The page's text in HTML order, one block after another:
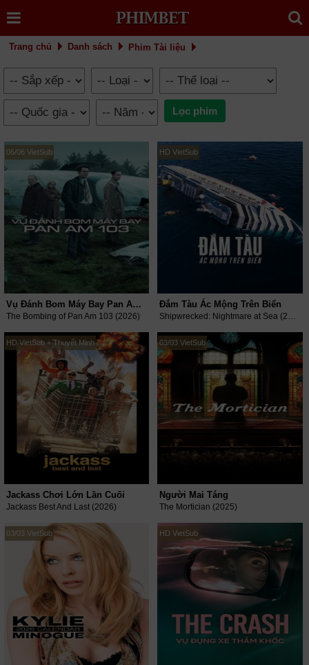
Trang chủ Danh sách Phim Tài liệu
06/06 VietSub
Vụ Đánh Bom Máy Bay Pan Am 103
The Bombing of Pan Am 103 (2026)
HD VietSub
Đắm Tàu Ác Mộng Trên Biển
Shipwrecked: Nightmare at Sea (2026)
HD VietSub + Thuyết Minh
Jackass Chơi Lớn Lần Cuối
Jackass Best And Last (2026)
03/03 VietSub
Người Mai Táng
The Mortician (2025)
03/03 VietSub HD VietSub